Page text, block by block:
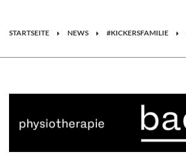
STARTSEITE NEWS #KICKERSFAMILIE